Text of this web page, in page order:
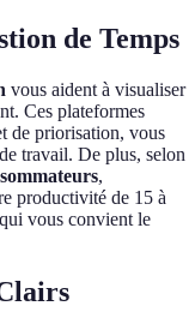
de Temps
vous aident à visualiser
Ces plateformes
de priorisation, vous
travail. De plus, selon
,
productivité de 15 à
vous convient le